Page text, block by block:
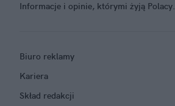
Informacje i opinie, którymi żyją Polacy.
Biuro reklamy
Kariera
Skład redakcji